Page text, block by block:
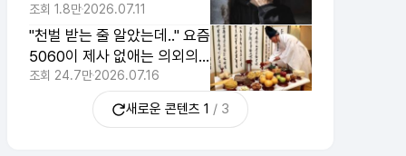
못 할 속사정
조회 1.8만2026.07.11
"천벌 받는 줄 알았는데.." 요즘
5060이 제사 없애는 의외의
이유 1위
조회 24.7만2026.07.16
새로운 콘텐츠 1 / 3